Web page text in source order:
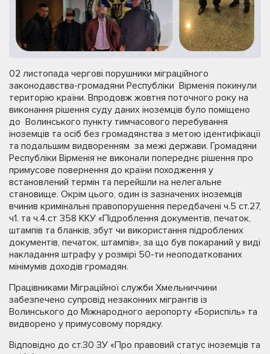
02 листопада чергові порушники міграційного
законодавства-громадяни Республіки Вірменія покинули
територію країни. Впродовж жовтня поточного року на
виконання рішення суду даних іноземців було поміщено
до Волинського пункту тимчасового перебування
іноземців та осіб без громадянства з метою ідентифікації
та подальшим видворенням за межі держави. Громадяни
Республіки Вірменія не виконали попереднє рішення про
примусове повернення до країни походження у
встановлений термін та перейшли на нелегальне
становище. Окрім цього, один із зазначених іноземців
вчинив кримінальні правопорушення передбачені ч.5 ст.27,
ч1. та ч.4.ст 358 ККУ «Підроблення документів, печаток,
штампів та бланків, збут чи використання підроблених
документів, печаток, штампів», за що був покараний у виді
накладання штрафу у розмірі 50-ти неоподаткованих
мінімумів доходів громадян.
Працівниками Міграційної служби Хмельниччини
забезпечено супровід незаконних мігрантів із
Волинського до Міжнародного аеропорту «Бориспіль» та
видворено у примусовому порядку.
Відповідно до ст.30 ЗУ «Про правовий статус іноземців та